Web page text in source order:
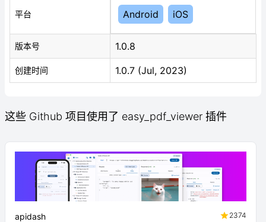
平台 Android iOS
版本号 1.0.8
创建时间 1.0.7 (Jul, 2023)
这些 Github 项目使用了 easy_pdf_viewer 插件
apidash
2374